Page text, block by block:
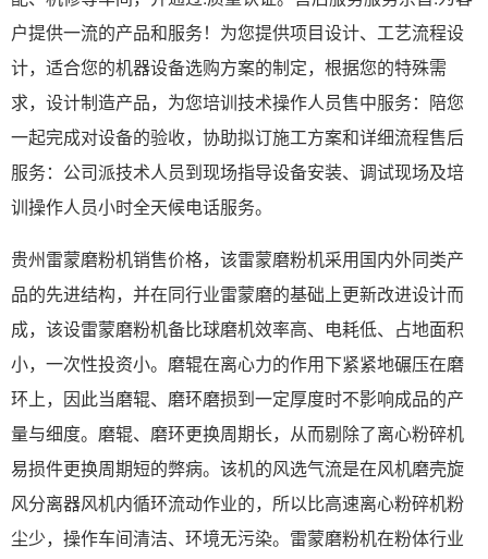
户提供一流的产品和服务！为您提供项目设计、工艺流程设
计，适合您的机器设备选购方案的制定，根据您的特殊需
求，设计制造产品，为您培训技术操作人员售中服务：陪您
一起完成对设备的验收，协助拟订施工方案和详细流程售后
服务：公司派技术人员到现场指导设备安装、调试现场及培
训操作人员小时全天候电话服务。
贵州雷蒙磨粉机销售价格，该雷蒙磨粉机采用国内外同类产
品的先进结构，并在同行业雷蒙磨的基础上更新改进设计而
成，该设雷蒙磨粉机备比球磨机效率高、电耗低、占地面积
小，一次性投资小。磨辊在离心力的作用下紧紧地碾压在磨
环上，因此当磨辊、磨环磨损到一定厚度时不影响成品的产
量与细度。磨辊、磨环更换周期长，从而剔除了离心粉碎机
易损件更换周期短的弊病。该机的风选气流是在风机磨壳旋
风分离器风机内循环流动作业的，所以比高速离心粉碎机粉
尘少，操作车间清洁、环境无污染。雷蒙磨粉机在粉体行业